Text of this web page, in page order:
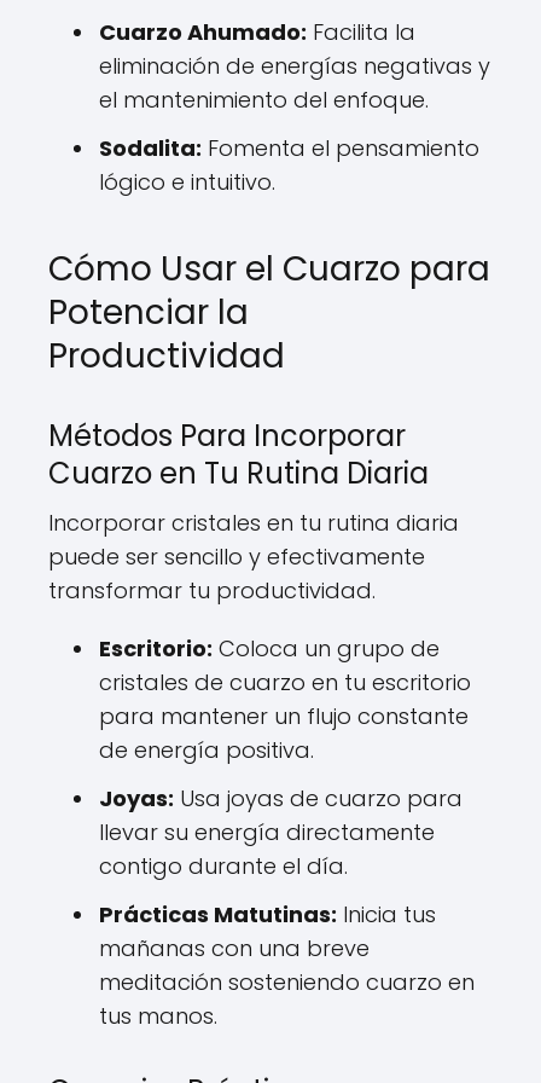
Cuarzo Ahumado: Facilita la
eliminación de energías negativas y
el mantenimiento del enfoque.
Sodalita: Fomenta el pensamiento
lógico e intuitivo.
Cómo Usar el Cuarzo para
Potenciar la
Productividad
Métodos Para Incorporar
Cuarzo en Tu Rutina Diaria
Incorporar cristales en tu rutina diaria
puede ser sencillo y efectivamente
transformar tu productividad.
Escritorio: Coloca un grupo de
cristales de cuarzo en tu escritorio
para mantener un flujo constante
de energía positiva.
Joyas: Usa joyas de cuarzo para
llevar su energía directamente
contigo durante el día.
Prácticas Matutinas: Inicia tus
mañanas con una breve
meditación sosteniendo cuarzo en
tus manos.